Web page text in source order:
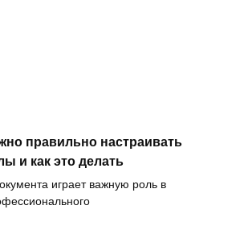
правильно настраивать
и как это делать
играет важную роль в